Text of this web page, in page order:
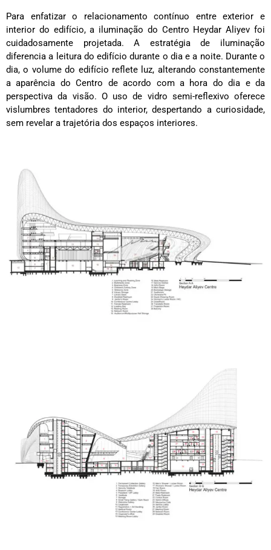
Para enfatizar o relacionamento contínuo entre exterior e
interior do edifício, a iluminação do Centro Heydar Aliyev foi
cuidadosamente projetada. A estratégia de iluminação
diferencia a leitura do edifício durante o dia e a noite. Durante o
dia, o volume do edifício reflete luz, alterando constantemente
a aparência do Centro de acordo com a hora do dia e da
perspectiva da visão. O uso de vidro semi-reflexivo oferece
vislumbres tentadores do interior, despertando a curiosidade,
sem revelar a trajetória dos espaços interiores.